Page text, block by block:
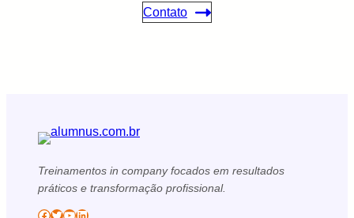
Contato
Treinamentos in company focados em resultados
práticos e transformação profissional.
Facebook Twitter YouTube LinkedIn